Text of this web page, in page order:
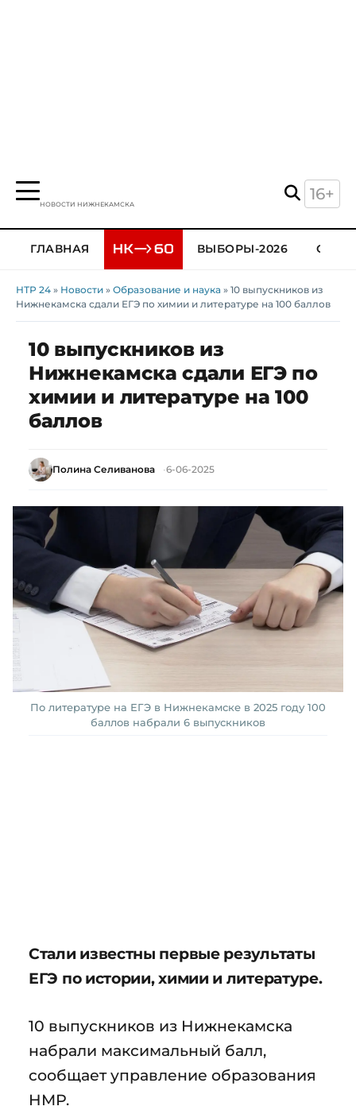
НОВОСТИ НИЖНЕКАМСКА
16+
ГЛАВНАЯ ВЫБОРЫ-2026
НТР 24 » Новости » Образование и наука » 10 выпускников из
Нижнекамска сдали ЕГЭ по химии и литературе на 100 баллов
10 выпускников из
Нижнекамска сдали ЕГЭ по
химии и литературе на 100
баллов
Полина Селиванова 6-06-2025
По литературе на ЕГЭ в Нижнекамске в 2025 году 100
баллов набрали 6 выпускников
Стали известны первые результаты
ЕГЭ по истории, химии и литературе.
10 выпускников из Нижнекамска
набрали максимальный балл,
сообщает управление образования
НМР.